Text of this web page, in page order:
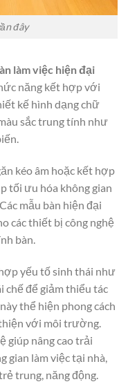
đây
làm việc hiện đại
năng kết hợp với
kế hình dạng chữ
sắc trung tính như
kéo âm hoặc kết hợp
tối ưu hóa không gian
mẫu bàn hiện đại
các thiết bị công nghệ
bàn.
yếu tố sinh thái như
chế để giảm thiểu tác
thể hiện phong cách
với môi trường.
giúp nâng cao trải
gian làm việc tại nhà,
trung, năng động.